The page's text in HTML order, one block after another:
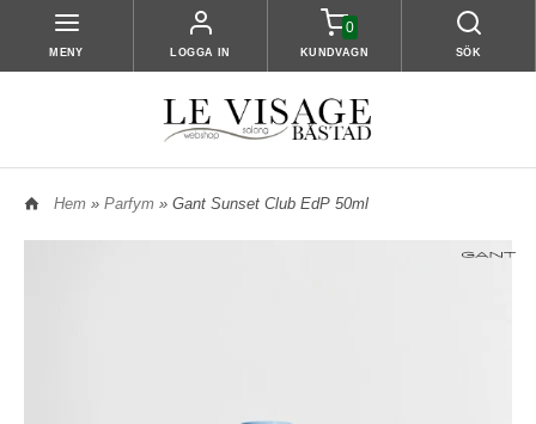
MENY LOGGA IN
0
KUNDVAGN SÖK
Hem » Parfym » Gant Sunset Club EdP 50ml